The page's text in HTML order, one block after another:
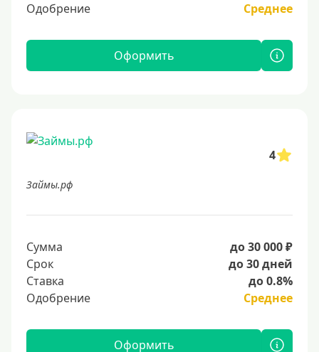
Одобрение
Среднее
Оформить
4
Займы.рф
Сумма
до 30 000 ₽
Срок
до 30 дней
Ставка
до 0.8%
Одобрение
Среднее
Оформить